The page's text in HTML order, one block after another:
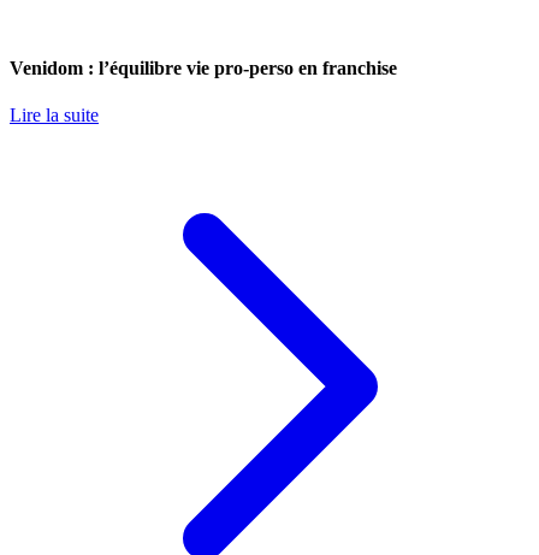
Venidom : l’équilibre vie pro-perso en franchise
Lire la suite